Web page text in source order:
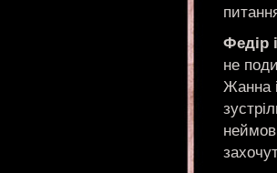
Федір
не
Жанна